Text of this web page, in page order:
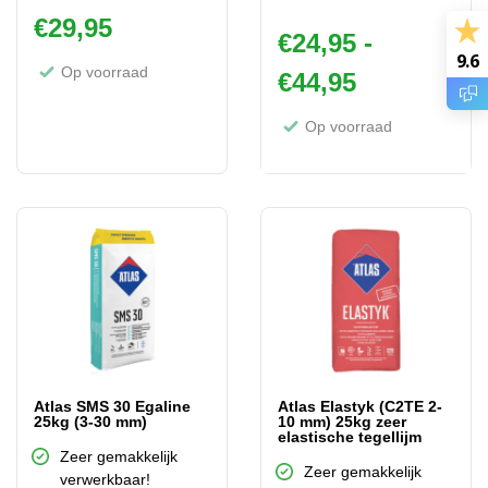
€29,95
Op voorraad
€24,95 -
€44,95
Op voorraad
Atlas SMS 30 Egaline
25kg (3-30 mm)
Zeer gemakkelijk
verwerkbaar!
Atlas Elastyk (C2TE 2-
10 mm) 25kg zeer
elastische tegellijm
Zeer gemakkelijk
9.6